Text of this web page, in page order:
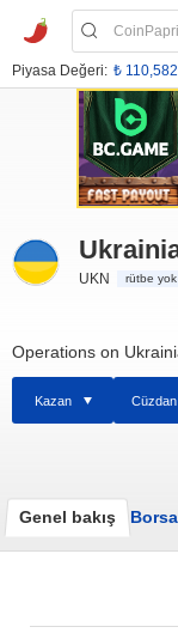
Piyasa Değeri: ₺
UKN rütbe yok
Operations on
Kazan Cüzdan
Genel bakış